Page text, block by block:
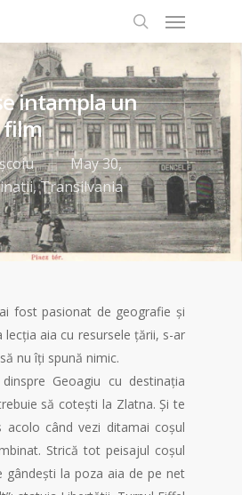
intampla un
film
May 30,
,Transilvania
fost pasionat de geografie și
aia cu resursele țării, s-ar
nu îți spună nimic.
Geoagiu cu destinația
să cotești la Zlatna. Și te
acolo când vezi ditamai coșul
Strică tot peisajul coșul
gândești la poza aia de pe net